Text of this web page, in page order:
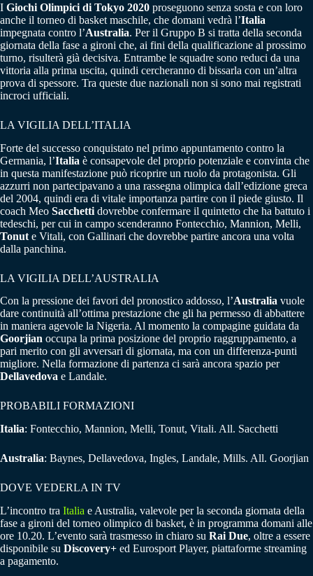
I Giochi Olimpici di Tokyo 2020 proseguono senza sosta e con loro
anche il torneo di basket maschile, che domani vedrà l’Italia
impegnata contro l’Australia. Per il Gruppo B si tratta della seconda
giornata della fase a gironi che, ai fini della qualificazione al prossimo
turno, risulterà già decisiva. Entrambe le squadre sono reduci da una
vittoria alla prima uscita, quindi cercheranno di bissarla con un’altra
prova di spessore. Tra queste due nazionali non si sono mai registrati
incroci ufficiali.
LA VIGILIA DELL’ITALIA
Forte del successo conquistato nel primo appuntamento contro la
Germania, l’Italia è consapevole del proprio potenziale e convinta che
in questa manifestazione può ricoprire un ruolo da protagonista. Gli
azzurri non partecipavano a una rassegna olimpica dall’edizione greca
del 2004, quindi era di vitale importanza partire con il piede giusto. Il
coach Meo Sacchetti dovrebbe confermare il quintetto che ha battuto i
tedeschi, per cui in campo scenderanno Fontecchio, Mannion, Melli,
Tonut e Vitali, con Gallinari che dovrebbe partire ancora una volta
dalla panchina.
LA VIGILIA DELL’AUSTRALIA
Con la pressione dei favori del pronostico addosso, l’Australia vuole
dare continuità all’ottima prestazione che gli ha permesso di abbattere
in maniera agevole la Nigeria. Al momento la compagine guidata da
Goorjian occupa la prima posizione del proprio raggruppamento, a
pari merito con gli avversari di giornata, ma con un differenza-punti
migliore. Nella formazione di partenza ci sarà ancora spazio per
Dellavedova e Landale.
PROBABILI FORMAZIONI
Italia: Fontecchio, Mannion, Melli, Tonut, Vitali. All. Sacchetti
Australia: Baynes, Dellavedova, Ingles, Landale, Mills. All. Goorjian
DOVE VEDERLA IN TV
L’incontro tra Italia e Australia, valevole per la seconda giornata della
fase a gironi del torneo olimpico di basket, è in programma domani alle
ore 10.20. L’evento sarà trasmesso in chiaro su Rai Due, oltre a essere
disponibile su Discovery+ ed Eurosport Player, piattaforme streaming
a pagamento.